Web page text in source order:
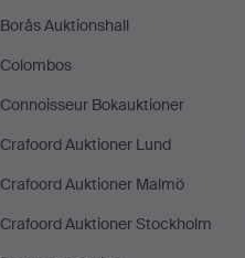
Borås Auktionshall
Colombos
Connoisseur Bokauktioner
Crafoord Auktioner Lund
Crafoord Auktioner Malmö
Crafoord Auktioner Stockholm